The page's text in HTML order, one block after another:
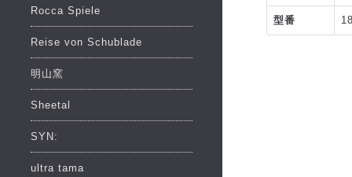
型番
Rocca Spiele
Reise von Schublade
明山窯
Sheetal
SYN:
ultra tama